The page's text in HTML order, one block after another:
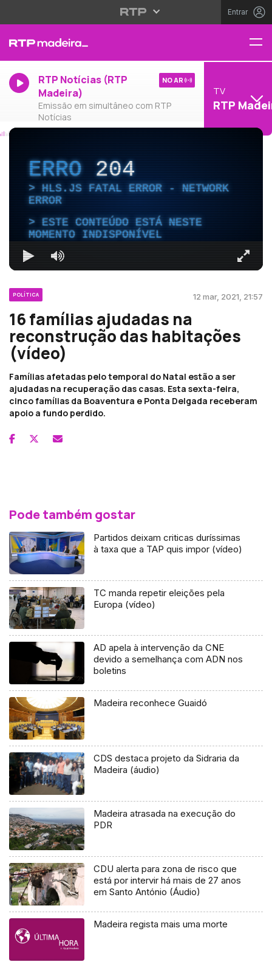
Entrar
RTP Notícias (RTP
Madeira)
Emissão em simultâneo com RTP
Notícias
NO AR
TV
RTP
ERRO204
HLS.JS FATAL ERROR - NETWORK
ERROR
ESTE CONTEÚDO ESTÁ NESTE
MOMENTO INDISPONÍVEL
POLÍTICA 12 mar, 2021, 21:57
16 famílias ajudadas na
reconstrução das habitações
(vídeo)
Famílias afetadas pelo temporal do Natal estão a ser
ajudadas na recuperação das casas. Esta sexta-feira,
cinco famílias da Boaventura e Ponta Delgada receberam
apoio a fundo perdido.
Pode também gostar
Partidos deixam criticas duríssimas
à taxa que a TAP quis impor (vídeo)
TC manda repetir eleições pela
Europa (vídeo)
AD apela à intervenção da CNE
devido a semelhança com ADN nos
boletins
Madeira reconhece Guaidó
CDS destaca projeto da Sidraria da
Madeira (áudio)
Madeira atrasada na execução do
PDR
CDU alerta para zona de risco que
está por intervir há mais de 27 anos
em Santo António (Áudio)
Madeira regista mais uma morte